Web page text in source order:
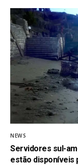
NEWS
Servidores sul-
estão disponíveis